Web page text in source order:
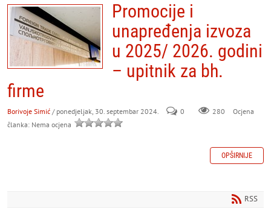
Promocije i
unapređenja izvoza
u 2025/ 2026. godini
– upitnik za bh.
firme
Borivoje Simić / ponedjeljak, 30. septembar 2024. 0 280
Ocjena
članka: Nema ocjena
OPŠIRNIJE
RSS